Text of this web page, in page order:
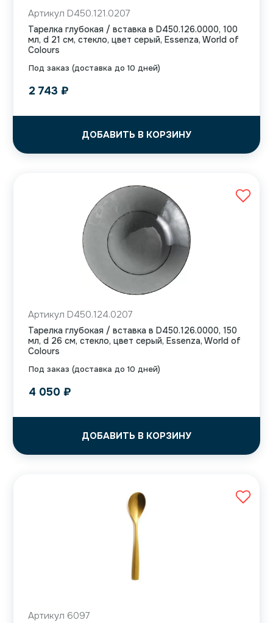
Под заказ (доставка до 10 дней)
Артикул D450.121.0207
Тарелка глубокая / вставка в D450.126.0000, 100
мл, d 21 см, стекло, цвет серый, Essenza, World of
Colours
2 743 ₽
ДОБАВИТЬ В КОРЗИНУ
Под заказ (доставка до 10 дней)
Артикул D450.124.0207
Тарелка глубокая / вставка в D450.126.0000, 150
мл, d 26 см, стекло, цвет серый, Essenza, World of
Colours
4 050 ₽
ДОБАВИТЬ В КОРЗИНУ
Артикул 6097